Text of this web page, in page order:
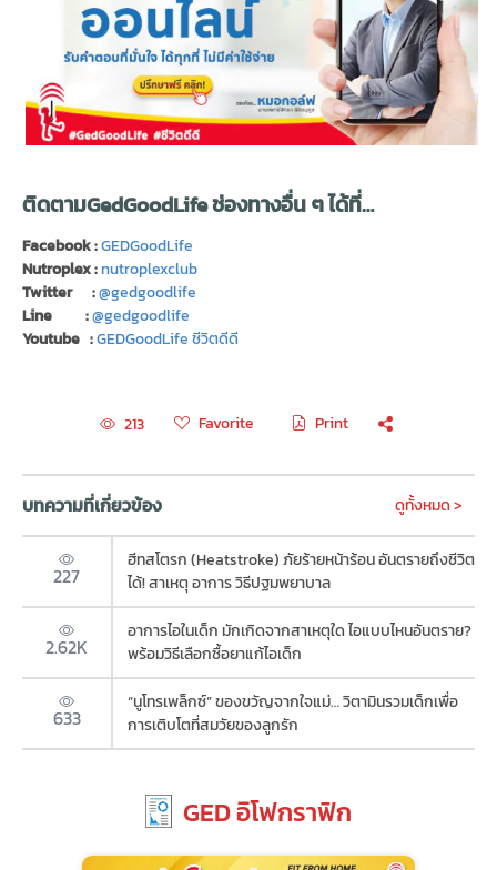
ติดตามGedGoodLife ช่องทางอื่น ๆ ได้ที่…
Facebook :GEDGoodLife
Nutroplex :nutroplexclub
Twitter :@gedgoodlife
Line :@gedgoodlife
Youtube :GEDGoodLife ชีวิตดีดี
213 Favorite Print
บทความที่เกี่ยวข้อง ดูทั้งหมด >
227
ฮีทสโตรก (Heatstroke) ภัยร้ายหน้าร้อน อันตรายถึงชีวิต
ได้! สาเหตุ อาการ วิธีปฐมพยาบาล
2.62K
อาการไอในเด็ก มักเกิดจากสาเหตุใด ไอแบบไหนอันตราย?
พร้อมวิธีเลือกซื้อยาแก้ไอเด็ก
633
“นูโทรเพล็กซ์” ของขวัญจากใจแม่… วิตามินรวมเด็กเพื่อ
การเติบโตที่สมวัยของลูกรัก
GED อิโฟกราฟิก